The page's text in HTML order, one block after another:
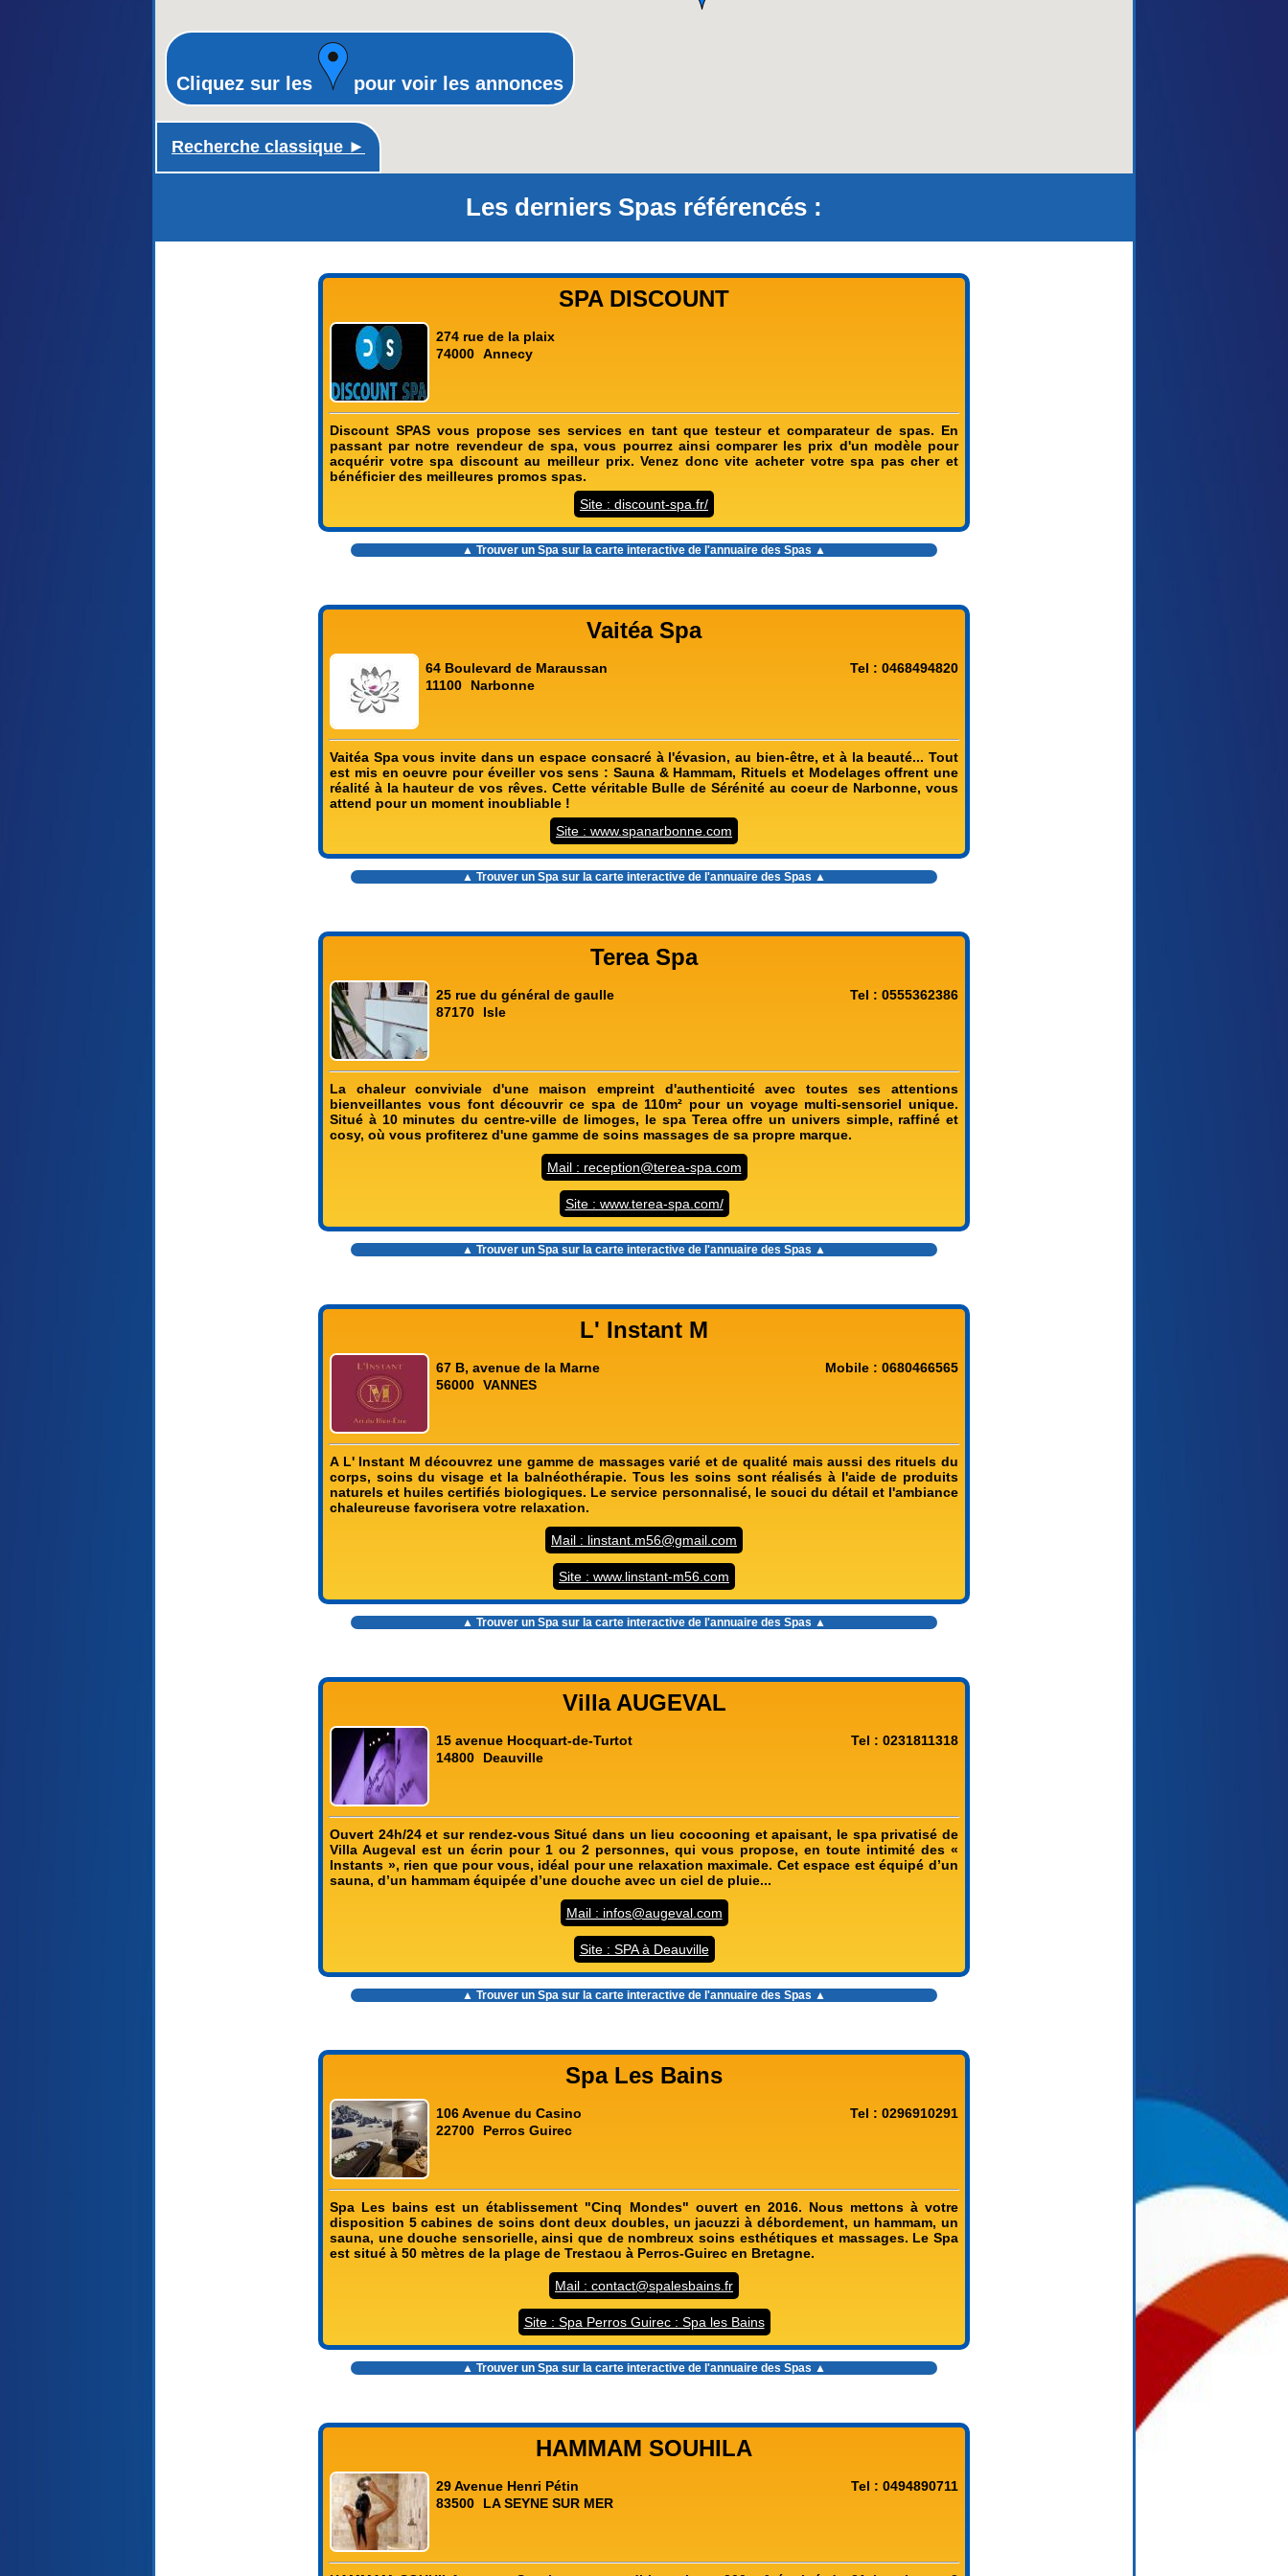
Recherche classique ►
Cliquez sur les pour voir les annonces
Les derniers Spas référencés :
SPA DISCOUNT
274 rue de la plaix
74000 Annecy
Discount SPAS vous propose ses services en tant que testeur et comparateur de spas. En
passant par notre revendeur de spa, vous pourrez ainsi comparer les prix d'un modèle pour
acquérir votre spa discount au meilleur prix. Venez donc vite acheter votre spa pas cher et
bénéficier des meilleures promos spas.
Site : discount-spa.fr/
▲ Trouver un Spa sur la carte interactive de l'annuaire des Spas ▲
Vaitéa Spa
64 Boulevard de Maraussan
11100
Narbonne
Tel : 0468494820
Vaitéa Spa vous invite dans un espace consacré à l'évasion, au bien-être, et à la beauté... Tout
est mis en oeuvre pour éveiller vos sens : Sauna & Hammam, Rituels et Modelages offrent une
réalité à la hauteur de vos rêves. Cette véritable Bulle de Sérénité au coeur de Narbonne, vous
attend pour un moment inoubliable !
Site : www.spanarbonne.com
▲ Trouver un Spa sur la carte interactive de l'annuaire des Spas ▲
Terea Spa
25 rue du général de gaulle
87170
Isle
Tel : 0555362386
La chaleur conviviale d'une maison empreint d'authenticité avec toutes ses attentions
bienveillantes vous font découvrir ce spa de 110m² pour un voyage multi-sensoriel unique.
Situé à 10 minutes du centre-ville de limoges, le spa Terea offre un univers simple, raffiné et
cosy, où vous profiterez d'une gamme de soins massages de sa propre marque.
Mail : reception@terea-spa.com
Site : www.terea-spa.com/
▲ Trouver un Spa sur la carte interactive de l'annuaire des Spas ▲
L' Instant M
67 B, avenue de la Marne
56000 VANNES
Mobile : 0680466565
A L' Instant M découvrez une gamme de massages varié et de qualité mais aussi des rituels du
corps, soins du visage et la balnéothérapie. Tous les soins sont réalisés à l'aide de produits
naturels et huiles certifiés biologiques. Le service personnalisé, le souci du détail et l'ambiance
chaleureuse favorisera votre relaxation.
Mail : linstant.m56@gmail.com
Site : www.linstant-m56.com
▲ Trouver un Spa sur la carte interactive de l'annuaire des Spas ▲
Villa AUGEVAL
15 avenue Hocquart-de-Turtot
14800
Deauville
Tel : 0231811318
Ouvert 24h/24 et sur rendez-vous Situé dans un lieu cocooning et apaisant, le spa privatisé de
Villa Augeval est un écrin pour 1 ou 2 personnes, qui vous propose, en toute intimité des «
Instants », rien que pour vous, idéal pour une relaxation maximale. Cet espace est équipé d’un
sauna, d’un hammam équipée d’une douche avec un ciel de pluie...
Mail : infos@augeval.com
Site : SPA à Deauville
▲ Trouver un Spa sur la carte interactive de l'annuaire des Spas ▲
Spa Les Bains
106 Avenue du Casino
22700
Perros Guirec
Tel : 0296910291
Spa Les bains est un établissement "Cinq Mondes" ouvert en 2016. Nous mettons à votre
disposition 5 cabines de soins dont deux doubles, un jacuzzi à débordement, un hammam, un
sauna, une douche sensorielle, ainsi que de nombreux soins esthétiques et massages. Le Spa
est situé à 50 mètres de la plage de Trestaou à Perros-Guirec en Bretagne.
Mail : contact@spalesbains.fr
Site : Spa Perros Guirec : Spa les Bains
▲ Trouver un Spa sur la carte interactive de l'annuaire des Spas ▲
HAMMAM SOUHILA
29 Avenue Henri Pétin
83500
LA SEYNE SUR MER
Tel : 0494890711